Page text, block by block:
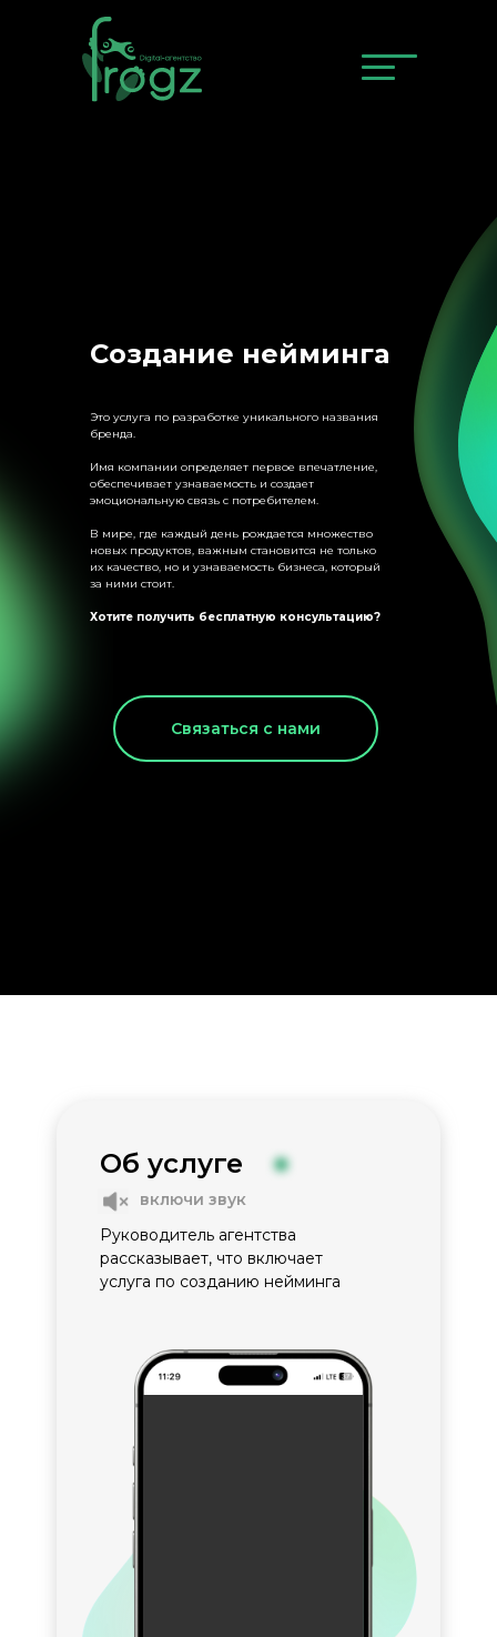
Создание нейминга
Это услуга по разработке уникального названия
бренда.
Имя компании определяет первое впечатление,
обеспечивает узнаваемость и создает
эмоциональную связь с потребителем.
В мире, где каждый день рождается множество
новых продуктов, важным становится не только
их качество, но и узнаваемость бизнеса, который
за ними стоит.
Хотите получить бесплатную консультацию?
Связаться с нами
Руководитель агентства
рассказывает, что включает
услуга по созданию нейминга
Об услуге
включи звук